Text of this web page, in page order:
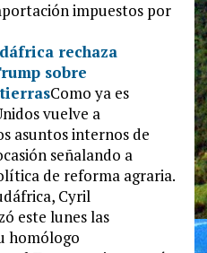
impuestos por
rechaza
sobre
Como ya es
vuelve a
asuntos internos de
señalando a
de reforma agraria.
Cyril
este lunes las
homólogo